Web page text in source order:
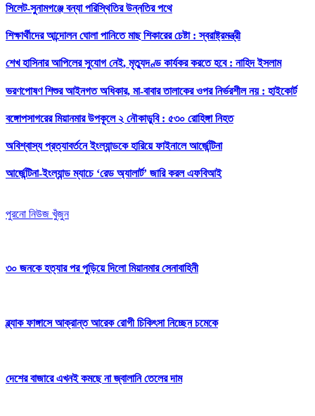
সিলেট-সুনামগঞ্জে বন্যা পরিস্থিতির উন্নতির পথে
শিক্ষার্থীদের আন্দোলন ঘোলা পানিতে মাছ শিকারের চেষ্টা : স্বরাষ্ট্রমন্ত্রী
শেখ হাসিনার আপিলের সুযোগ নেই, মৃত্যুদণ্ড কার্যকর করতে হবে : নাহিদ ইসলাম
ভরণপোষণ শিশুর আইনগত অধিকার, মা-বাবার তালাকের ওপর নির্ভরশীল নয় : হাইকোর্ট
বঙ্গোপসাগরের মিয়ানমার উপকূলে ২ নৌকাডুবি : ৫৩০ রোহিঙ্গা নিহত
অবিশ্বাস্য প্রত্যাবর্তনে ইংল্যান্ডকে হারিয়ে ফাইনালে আর্জেন্টিনা
আর্জেন্টিনা-ইংল্যান্ড ম্যাচে ‘রেড অ্যালার্ট’ জারি করল এফবিআই
পুরনো নিউজ খুঁজুন
৩০ জনকে হত্যার পর পুড়িয়ে দিলো মিয়ানমার সেনাবাহিনী
ব্ল্যাক ফাঙ্গাসে আক্রান্ত আরেক রোগী চিকিৎসা নিচ্ছেন চমেকে
দেশের বাজারে এখনই কমছে না জ্বালানি তেলের দাম